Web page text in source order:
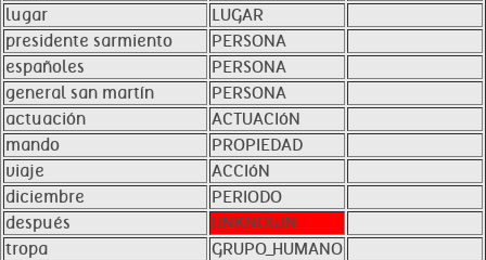
lugar
LUGAR
presidente sarmiento
PERSONA
españoles
PERSONA
general san martín
PERSONA
actuación
ACTUACIóN
mando
PROPIEDAD
viaje
ACCIóN
diciembre
PERIODO
después
UNKNOWN
tropa
GRUPO_HUMANO